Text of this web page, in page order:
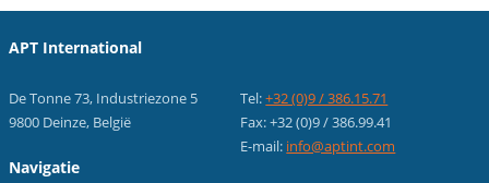
APT International
De Tonne 73, Industriezone 5
9800 Deinze, België
Tel:+32 (0)9 / 386.15.71
Fax: +32 (0)9 / 386.99.41
E-mail: info@aptint.com
Navigatie